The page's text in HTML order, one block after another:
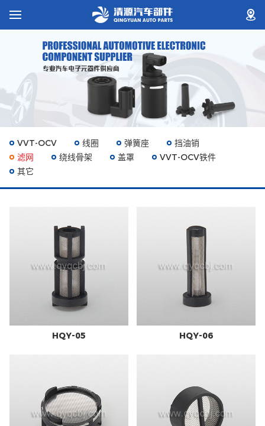
VVT-OCV 线圈 弹簧座
挡油销
滤网
绕线骨架 盖罩
VVT-OCV铁件
其它
HQY-05 HQY-06